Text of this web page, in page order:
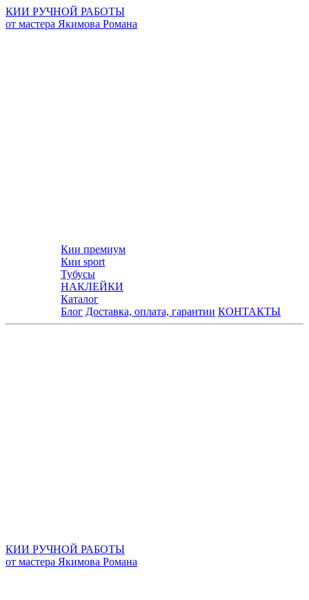
КИИ РУЧНОЙ РАБОТЫ
от мастера Якимова Романа
Кии премиум
Кии sport
Тубусы
НАКЛЕЙКИ
Каталог
Блог Доставка, оплата, гарантии КОНТАКТЫ
КИИ РУЧНОЙ РАБОТЫ
от мастера Якимова Романа